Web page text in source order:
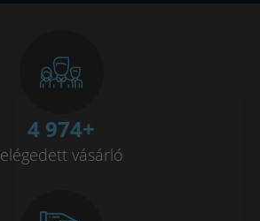
4 992+
elégedett vásárló